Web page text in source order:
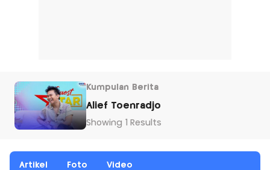
Kumpulan Berita
Alief Toenradjo
Showing 1 Results
Artikel Foto Video